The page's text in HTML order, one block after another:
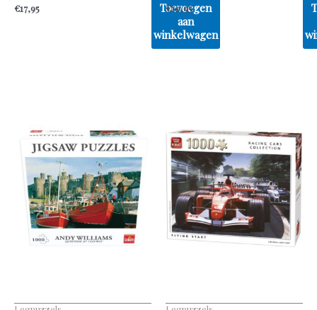
€17,95
Toevoegen
aan
winkelwagen
€10,95